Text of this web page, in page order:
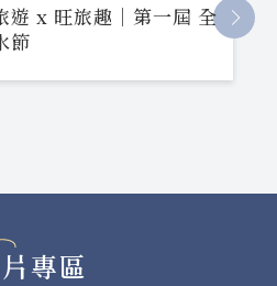
遊 x 旺旅趣｜第一屆 全
節
專區